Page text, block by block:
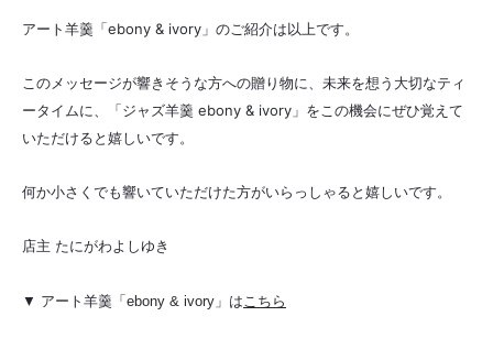
アート羊羹「ebony & ivory」のご紹介は以上です。
このメッセージが響きそうな方への贈り物に、未来を想う大切なティ
ータイムに、「ジャズ羊羹 ebony & ivory」をこの機会にぜひ覚えて
いただけると嬉しいです。
何か小さくでも響いていただけた方がいらっしゃると嬉しいです。
店主 たにがわよしゆき
▼ アート羊羹「ebony & ivory」 は こちら